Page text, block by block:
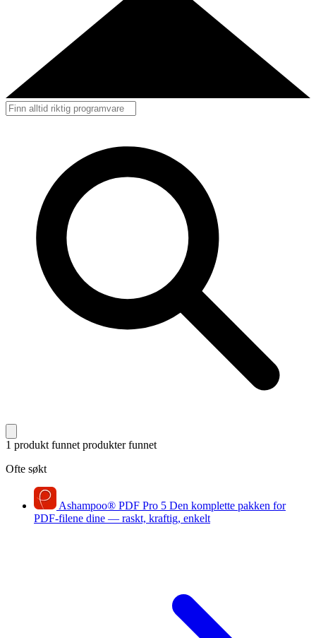
1 produkt funnet produkter funnet
Ofte søkt
Ashampoo® PDF Pro 5 Den komplette pakken for
PDF-filene dine — raskt, kraftig, enkelt